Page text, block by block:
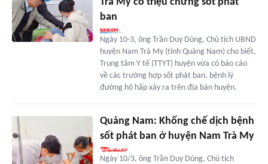
ban
Ngày 10-3, ông Trần Duy Dũng, Chủ tịch UBND
huyện Nam Trà My (tỉnh Quảng Nam) cho biết,
Trung tâm Y tế (TTYT) huyện vừa có báo cáo
về các trường hợp sốt phát ban, bệnh lý
đường hô hấp xảy ra trên địa bàn huyện.
Quảng Nam: Khống chế dịch bệnh
sốt phát ban ở huyện Nam Trà My
Ngày 10/3, ông Trần Duy Dũng, Chủ tịch